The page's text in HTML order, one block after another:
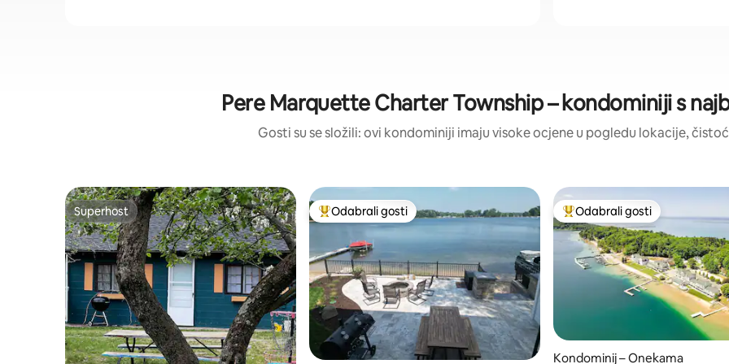
Pere Marquette Charter Township – kondominiji s
Gosti su se složili: ovi kondominiji imaju visoke ocjene u pogledu lokacije,
Superhost
Superhost Među najviše rangiranima s oznakom „Odabrali gosti”
Odabrali gosti Među najviše rangiranima s
Odabrali gosti
Kondominij – Onekama